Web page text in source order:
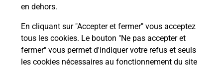
en dehors.
En cliquant sur "Accepter et fermer" vous acceptez
tous les cookies. Le bouton "Ne pas accepter et
fermer" vous permet d'indiquer votre refus et seuls
les cookies nécessaires au fonctionnement du site
Localiser Liste Boîtes aux lettres Manche Montcuit